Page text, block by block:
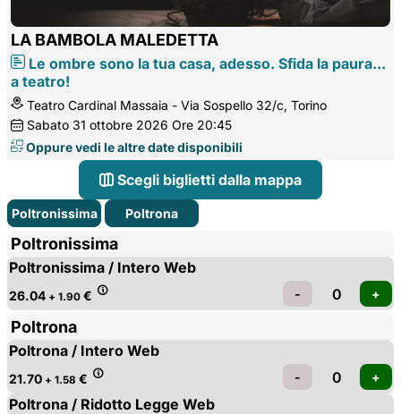
LA BAMBOLA MALEDETTA
Le ombre sono la tua casa, adesso. Sfida la paura...
a teatro!
Teatro Cardinal Massaia - Via Sospello 32/c, Torino
Sabato 31 ottobre 2026 Ore 20:45
Oppure vedi le altre date disponibili
Scegli biglietti dalla mappa
Poltronissima Poltrona
Poltronissima
Poltronissima / Intero Web
26.04 + 1.90 €
Poltrona
Poltrona / Intero Web
21.70 + 1.58 €
Poltrona / Ridotto Legge Web